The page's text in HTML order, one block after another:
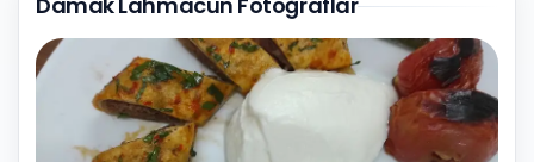
10 Fotoğraf